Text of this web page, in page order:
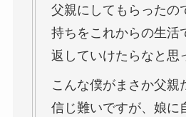
父親にしてもらったの
持ちをこれからの生活
返していけたらなと思
こんな僕がまさか父親
信じ難いですが、娘に